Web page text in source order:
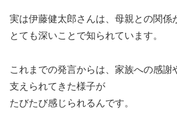
実は伊藤健太郎さんは、母親との関係
とても深いことで知られています。
これまでの発言からは、家族への感謝
支えられてきた様子が
たびたび感じられるんです。